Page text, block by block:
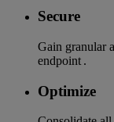
Secure
Gain granular
endpoint .
Optimize